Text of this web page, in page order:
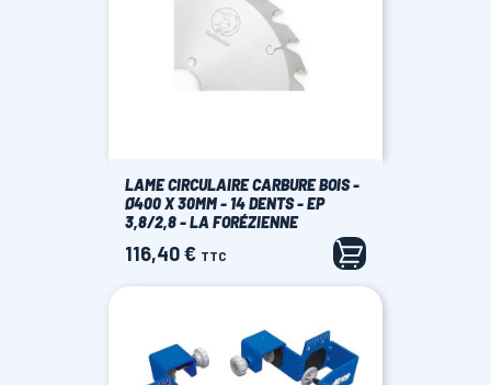
LAME CIRCULAIRE CARBURE BOIS -
Ø400 X 30MM - 14 DENTS - EP
3,8/2,8 - LA FORÉZIENNE
Prix
116,40 € TTC